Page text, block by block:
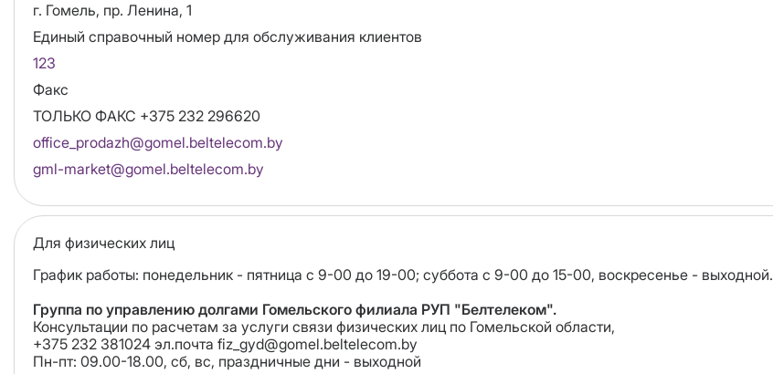
Адрес
г. Гомель, пр. Ленина, 1
Единый справочный номер для обслуживания клиентов
123
Факс
ТОЛЬКО ФАКС +375 232 296620
Email
office_prodazh@gomel.beltelecom.by
gml-market@gomel.beltelecom.by
Для физических лиц
График работы: понедельник - пятница с 9-00 до 19-00; суббота с 9-00 до 15-00, воскресенье - выходной.
Группа по управлению долгами Гомельского филиала РУП "Белтелеком".
Консультации по расчетам за услуги связи физических лиц по Гомельской области,
+375 232 381024 эл.почта fiz_gyd@gomel.beltelecom.by
Пн-пт: 09.00-18.00, сб, вс, праздничные дни - выходной